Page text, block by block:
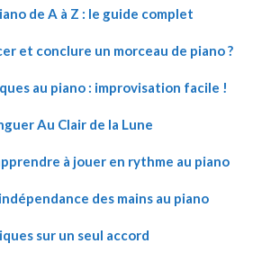
de A à Z : le guide complet
et conclure un morceau de piano ?
au piano : improvisation facile !
Au Clair de la Lune
à jouer en rythme au piano
des mains au piano
sur un seul accord